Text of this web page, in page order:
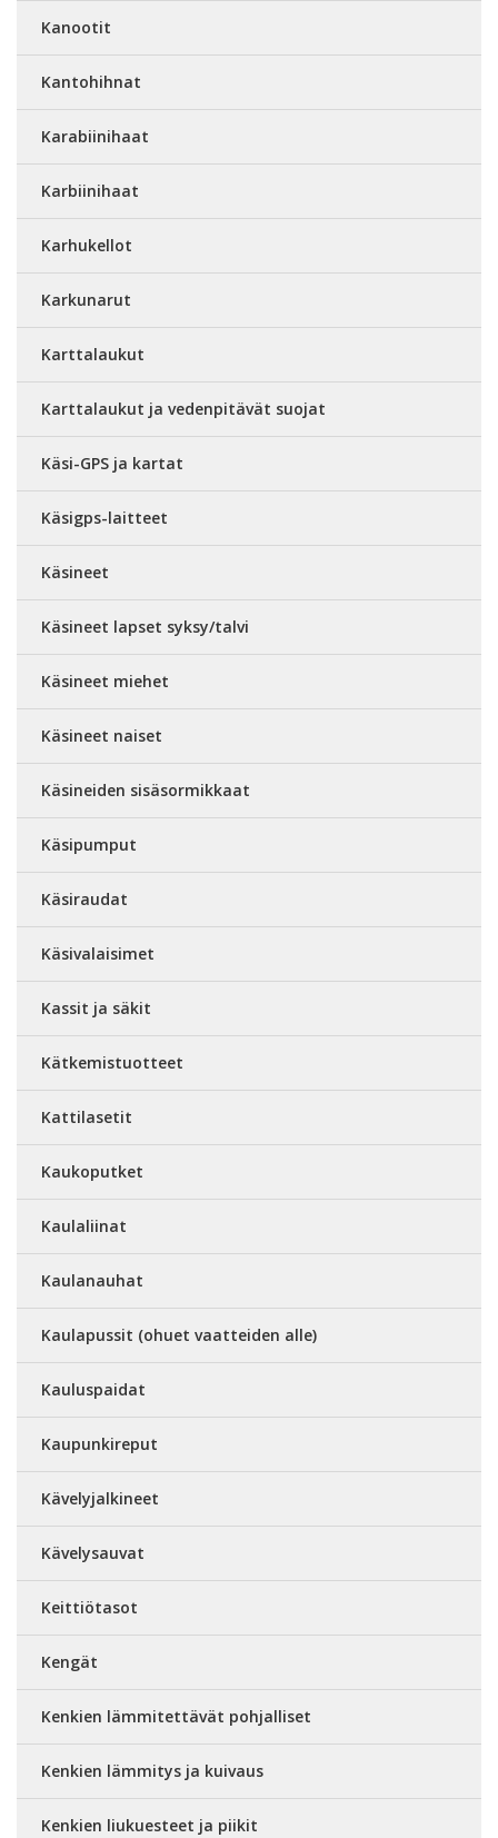
Kanootit
Kantohihnat
Karabiinihaat
Karbiinihaat
Karhukellot
Karkunarut
Karttalaukut
Karttalaukut ja vedenpitävät suojat
Käsi-GPS ja kartat
Käsigps-laitteet
Käsineet
Käsineet lapset syksy/talvi
Käsineet miehet
Käsineet naiset
Käsineiden sisäsormikkaat
Käsipumput
Käsiraudat
Käsivalaisimet
Kassit ja säkit
Kätkemistuotteet
Kattilasetit
Kaukoputket
Kaulaliinat
Kaulanauhat
Kaulapussit (ohuet vaatteiden alle)
Kauluspaidat
Kaupunkireput
Kävelyjalkineet
Kävelysauvat
Keittiötasot
Kengät
Kenkien lämmitettävät pohjalliset
Kenkien lämmitys ja kuivaus
Kenkien liukuesteet ja piikit